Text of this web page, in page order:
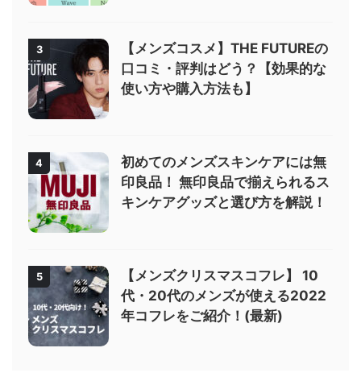
3
【メンズコスメ】THE FUTUREの
口コミ・評判はどう？【効果的な
使い方や購入方法も】
4
初めてのメンズスキンケアには無
印良品！ 無印良品で揃えられるス
キンケアグッズと選び方を解説！
5
【メンズクリスマスコフレ】 10
代・20代のメンズが使える2022
年コフレをご紹介！(最新)